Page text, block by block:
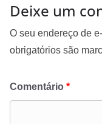
Deixe um
O seu endereço de
obrigatórios são
Comentário *